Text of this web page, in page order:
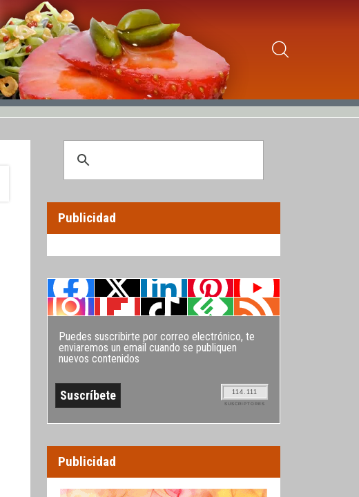
Publicidad
Puedes suscribirte por correo electrónico, te
enviaremos un email cuando se publiquen
nuevos contenidos
114.111
SUSCRIPTORES
Publicidad